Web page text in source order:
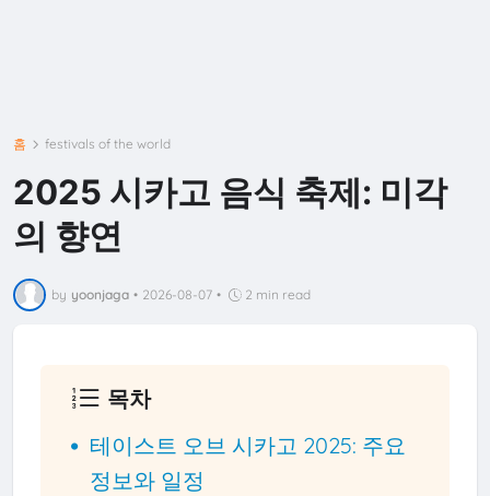
홈 festivals of the world
2025 시카고 음식 축제: 미각
의 향연
by yoonjaga • 2026-08-07 • 2 min read
목차
테이스트 오브 시카고 2025: 주요
정보와 일정